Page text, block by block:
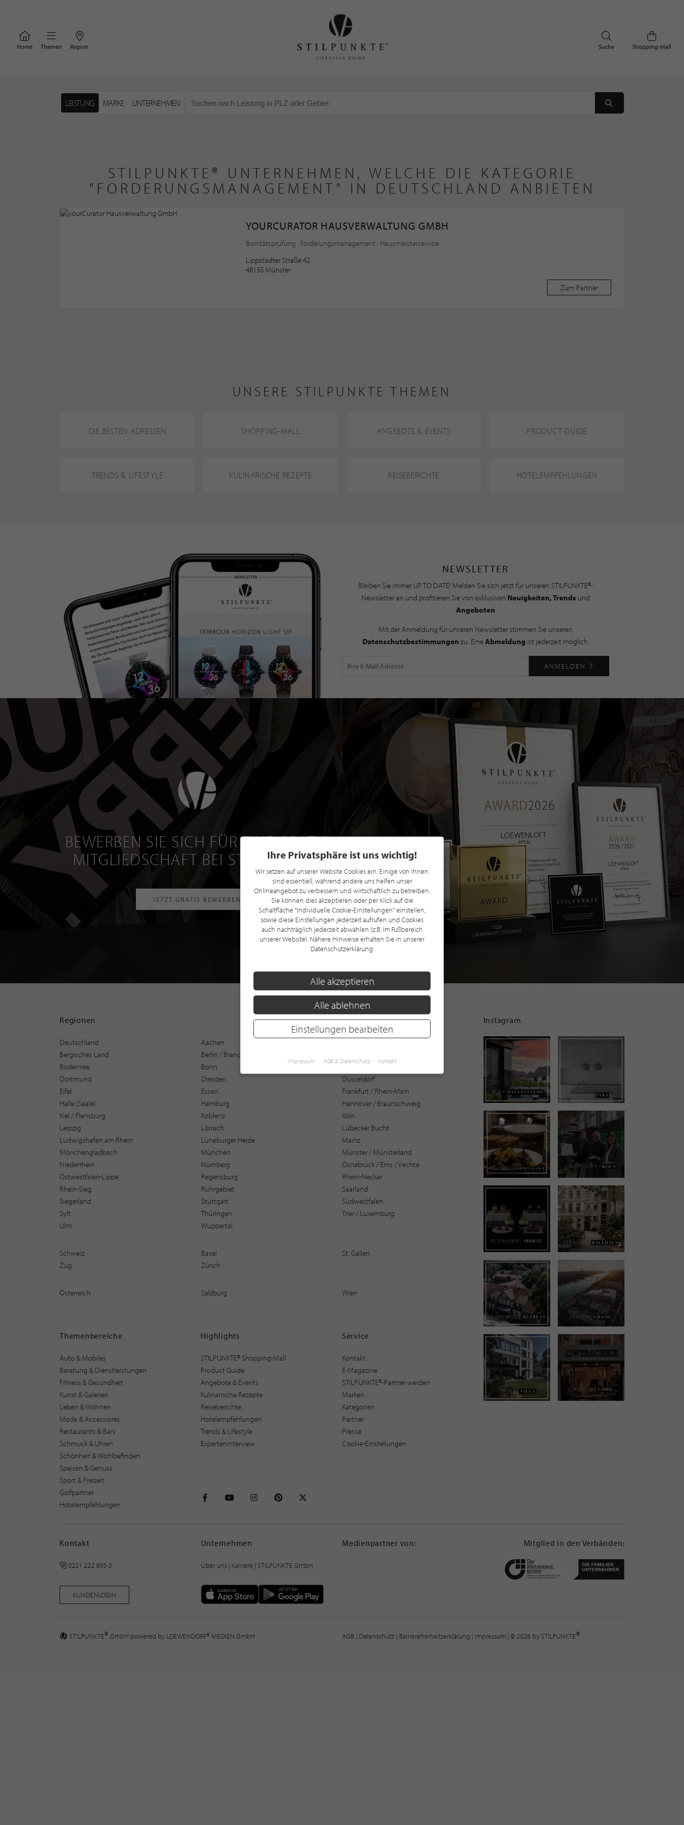
Home Themen Region Shopping-Mall
Suche
LEISTUNG MARKE UNTERNEHMEN
STILPUNKTE® UNTERNEHMEN, WELCHE DIE KATEGORIE
"FORDERUNGSMANAGEMENT" IN DEUTSCHLAND ANBIETEN
YOURCURATOR HAUSVERWALTUNG GMBH
Bonitätsprüfung · Forderungsmanagement · Hausmeisterservice
Lippstädter Straße 42
48155 Münster
Zum Partner
UNSERE STILPUNKTE THEMEN
DIE BESTEN ADRESSEN SHOPPING-MALL ANGEBOTE & EVENTS PRODUCT GUIDE
TRENDS & LIFESTYLE KULINARISCHE REZEPTE REISEBERICHTE HOTELEMPFEHLUNGEN
NEWSLETTER
Bleiben Sie immer UP TO DATE! Melden Sie sich jetzt für unseren STILPUNKTE®-
Newsletter an und profitieren Sie von exklusiven Neuigkeiten, Trends und
Angeboten
Mit der Anmeldung für unseren Newsletter stimmen Sie unseren
Datenschutzbestimmungen zu. EineAbmeldung ist jederzeit möglich.
ANMELDEN
BEWERBEN SIE SICH FÜR EINE GRATIS
MITGLIEDSCHAFT BEI STILPUNKTE®
JETZT GRATIS BEWERBEN
Regionen
Deutschland Aachen
Bergisches Land
Berlin / Brandenburg
Bodensee
Bonn
Dortmund
Dresden
Düsseldorf
Eifel
Essen
Frankfurt / Rhein-Main
Halle (Saale)
Hamburg
Hannover / Braunschweig
Kiel / Flensburg
Koblenz
Köln
Leipzig
Lörrach
Lübecker Bucht
Ludwigshafen am Rhein
Lüneburger Heide
Mainz
Mönchengladbach
München
Münster / Münsterland
Niederrhein
Nürnberg
Osnabrück / Ems / Vechte
Ostwestfalen-Lippe
Regensburg
Rhein-Neckar
Rhein-Sieg
Ruhrgebiet
Saarland
Siegerland
Stuttgart
Südwestfalen
Sylt
Thüringen
Trier / Luxemburg
Ulm
Wuppertal
Schweiz Basel
St. Gallen
Zug
Zürich
Österreich Salzburg Wien
Themenbereiche
Auto & Mobiles
Beratung & Dienstleistungen
Fitness & Gesundheit
Kunst & Galerien
Leben & Wohnen
Mode & Accessoires
Restaurants & Bars
Schmuck & Uhren
Schönheit & Wohlbefinden
Speisen & Genuss
Sport & Freizeit
Golfpartner
Hotelempfehlungen
Highlights
STILPUNKTE® Shopping-Mall
Product Guide
Angebote & Events
Kulinarische Rezepte
Reiseberichte
Hotelempfehlungen
Trends & Lifestyle
Experteninterview
Service
Kontakt
E-Magazine
STILPUNKTE®-Partner werden
Marken
Kategorien
Partner
Presse
Cookie-Einstellungen
Instagram
Kontakt
0221 222 895 0
KUNDENLOGIN
Unternehmen
Über uns| Karriere | STILPUNKTE GmbH
Medienpartner von: Mitglied in den Verbänden:
STILPUNKTE® GmbH powered by LOEWENDORF® MEDIEN GmbH AGB | Datenschutz | Barrierefreiheitserklärung | Impressum | © 2026 by STILPUNKTE®
Ihre Privatsphäre ist uns wichtig!
Wir setzen auf unserer Website Cookies ein. Einige von ihnen
sind essentiell, während andere uns helfen unser
Onlineangebot zu verbessern und wirtschaftlich zu betreiben.
Sie können dies akzeptieren oder per Klick auf die
Schaltfläche "Individuelle Cookie-Einstellungen" einstellen,
sowie diese Einstellungen jederzeit aufrufen und Cookies
auch nachträglich jederzeit abwählen (z.B. im Fußbereich
unserer Website). Nähere Hinweise erhalten Sie in unserer
Datenschutzerklärung.
Alle akzeptieren
Alle ablehnen
Einstellungen bearbeiten
Impressum AGB & Datenschutz Kontakt